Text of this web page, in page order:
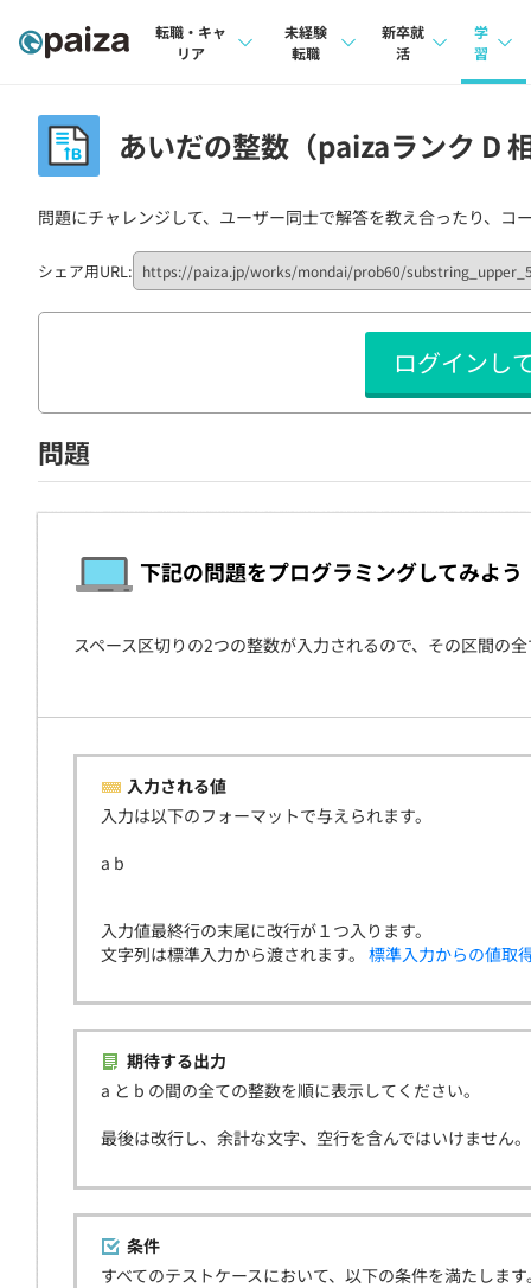
転職・キャ
リア
転職成功ガイド
転職エージェント
未経験
転職
インタビュー
転職成功ガイド
新卒就
活
本選考
新卒エージェント
イベント・セミナー
インタビュー
就活成功ガイド
学
習
問題集
4択
ナレ
リフ
プラン
個人
学校
契約
あいだの整数（paizaランク D
問題にチャレンジして、ユーザー同士で解答を教え合ったり、コ
シェア用URL:
ログインし
問題
下記の問題をプログラミングしてみよう
スペース区切りの2つの整数が入力されるので、その区間の
入力される値
入力は以下のフォーマットで与えられます。
a b
入力値最終行の末尾に改行が１つ入ります。
文字列は標準入力から渡されます。 標準入力からの値取
期待する出力
a と b の間の全ての整数を順に表示してください。
最後は改行し、余計な文字、空行を含んではいけません。
条件
すべてのテストケースにおいて、以下の条件を満たします